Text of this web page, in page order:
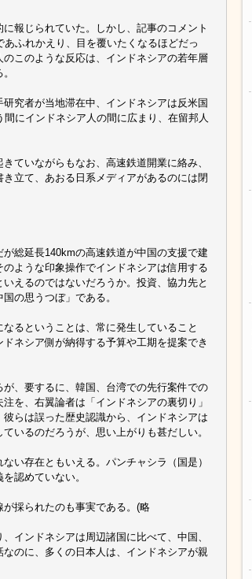
報じられていた。しかし、記事のコメント
ふれかえり、目を覆いたくなるほどだっ
このような反応は、インドネシアの若年層
究者が当地滞在中、インドネシアは反米国
にインドネシア人の間に広まり、在留邦人
ていながらもなお、高速鉄道開業に絡み、
立て、あおる日系メディアがあるのには閉
総延長140kmの高速鉄道が中国の支援で建
ような印象操作でインドネシアは信用する
えるのではないだろうか。投資、協力先と
の思うつぼ」である。
るということは、常に発生していること
ネシア側が納得する予算や工期を提案でき
、要するに、韓国、台湾での先行案件での
を、右翼論者は「インドネシアの裏切り」
らは誤った歴史認識から、インドネシアは
いるのだろうが、思い上がりも甚だしい。
い存在ともいえる。パンチャシラ（国是）
認めていない。
採られたのも事実である。(略
インドネシアは周辺諸国に比べて、中国、
のに、多くの日本人は、インドネシアが親